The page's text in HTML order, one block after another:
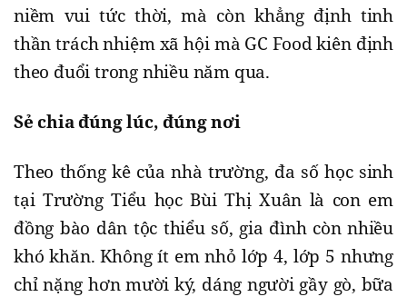
niềm vui tức thời, mà còn khẳng định tinh
thần trách nhiệm xã hội mà GC Food kiên định
theo đuổi trong nhiều năm qua.
Sẻ chia đúng lúc, đúng nơi
Theo thống kê của nhà trường, đa số học sinh
tại Trường Tiểu học Bùi Thị Xuân là con em
đồng bào dân tộc thiểu số, gia đình còn nhiều
khó khăn. Không ít em nhỏ lớp 4, lớp 5 nhưng
chỉ nặng hơn mười ký, dáng người gầy gò, bữa